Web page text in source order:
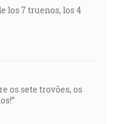
los 7 truenos, los 4
os sete trovões, os